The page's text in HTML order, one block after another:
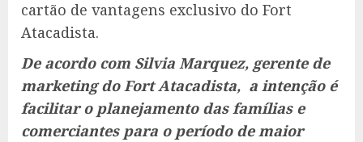
cartão de vantagens exclusivo do Fort
Atacadista.
De acordo com Silvia Marquez, gerente de
marketing do Fort Atacadista, a intenção é
facilitar o planejamento das famílias e
comerciantes para o período de maior